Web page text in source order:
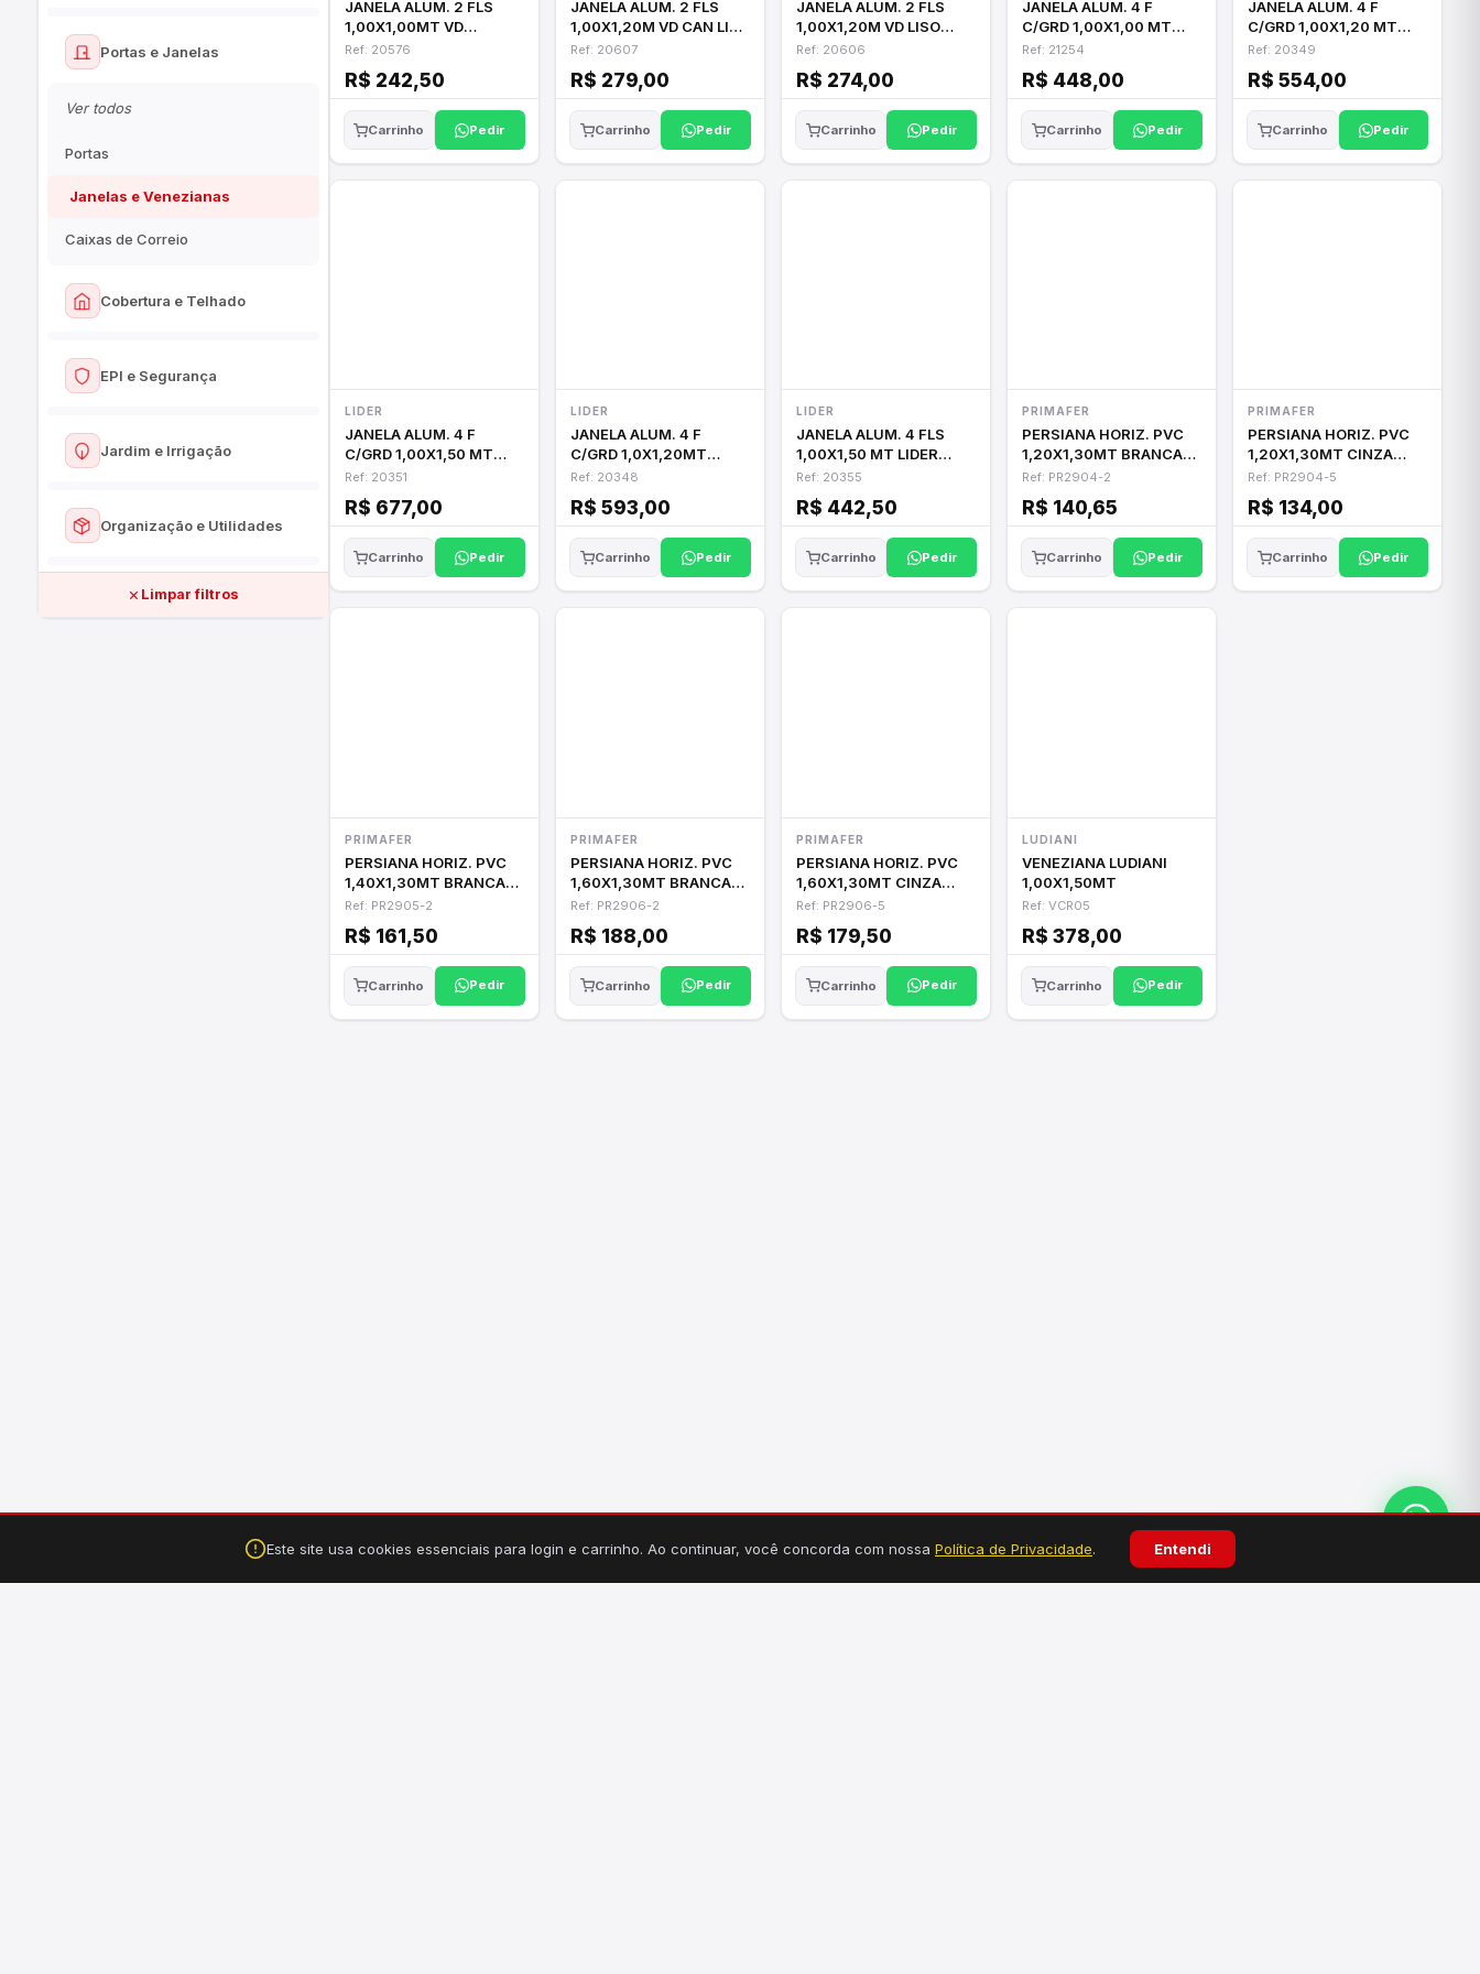
Rolos e Pincéis
Fitas e Impermeabilizantes
Porcelanatos
Ver todos
Pias e Lavatórios
Tanques
Acessórios de Banheiro
Portas e Janelas
Ver todos
Portas
Janelas e Venezianas
Caixas de Correio
Cobertura e Telhado
Ver todos
Cumeeiras e Calhas
EPI e Segurança
Ver todos
Proteção Individual
Jardim e Irrigação
Ver todos
Telas e Cercas
Organização e Utilidades
Limpar filtros
Falar no WhatsApp
Tucuruí, PA · (94) 99149-3550
JANELA ALUM. 2 FLS
1,00X1,00MT VD
CANEL.LIDER
Ref: 20576
R$ 242,50
Carrinho Pedir
JANELA ALUM. 2 FLS
1,00X1,20M VD CAN LIDR
20607
Ref: 20607
R$ 279,00
Carrinho Pedir
JANELA ALUM. 2 FLS
1,00X1,20M VD LISO
LIDE20606
Ref: 20606
R$ 274,00
Carrinho Pedir
JANELA ALUM. 4 F
C/GRD 1,00X1,00 MT
LIDER 21254
Ref: 21254
R$ 448,00
Carrinho Pedir
JANELA ALUM. 4 F
C/GRD 1,00X1,20 MT
LIDER 20349
Ref: 20349
R$ 554,00
Carrinho Pedir
LIDER
JANELA ALUM. 4 F
C/GRD 1,00X1,50 MT
LIDER 20351
Ref: 20351
R$ 677,00
Carrinho Pedir
LIDER
JANELA ALUM. 4 F
C/GRD 1,0X1,20MT
CANEL LIDER
Ref: 20348
R$ 593,00
Carrinho Pedir
LIDER
JANELA ALUM. 4 FLS
1,00X1,50 MT LIDER
20355
Ref: 20355
R$ 442,50
Carrinho Pedir
PRIMAFER
PERSIANA HORIZ. PVC
1,20X1,30MT BRANCA
PRIMAFER
Ref: PR2904-2
R$ 140,65
Carrinho Pedir
PRIMAFER
PERSIANA HORIZ. PVC
1,20X1,30MT CINZA
PRIMAFER
Ref: PR2904-5
R$ 134,00
Carrinho Pedir
PRIMAFER
PERSIANA HORIZ. PVC
1,40X1,30MT BRANCA
PRIMAFER
Ref: PR2905-2
R$ 161,50
Carrinho Pedir
PRIMAFER
PERSIANA HORIZ. PVC
1,60X1,30MT BRANCA
PRIMAFER
Ref: PR2906-2
R$ 188,00
Carrinho Pedir
PRIMAFER
PERSIANA HORIZ. PVC
1,60X1,30MT CINZA
PRIMAFER
Ref: PR2906-5
R$ 179,50
Carrinho Pedir
LUDIANI
VENEZIANA LUDIANI
1,00X1,50MT
Ref: VCR05
R$ 378,00
Carrinho Pedir
Este site usa cookies essenciais para login e carrinho. Ao continuar, você concorda com nossa Política de Privacidade. Entendi